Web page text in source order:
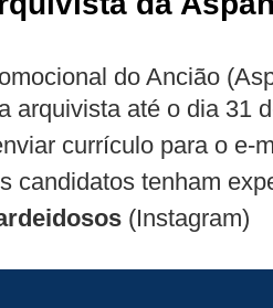
do Ancião
arquivista até o dia 31
currículo para o e-
candidatos tenham
(Instagram)